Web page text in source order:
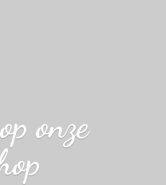
onze